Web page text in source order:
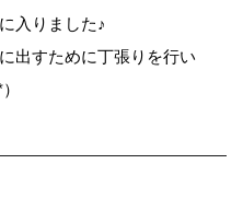
入りました♪
出すために丁張りを行い